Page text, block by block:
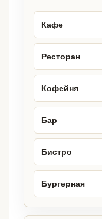
Кафе
Ресторан
Кофейня
Бар
Бистро
Бургерная